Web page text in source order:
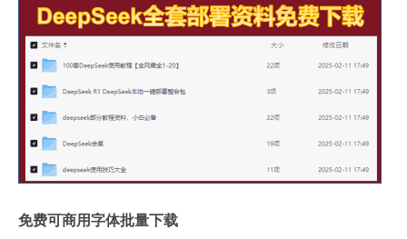
免费可商用字体批量下载